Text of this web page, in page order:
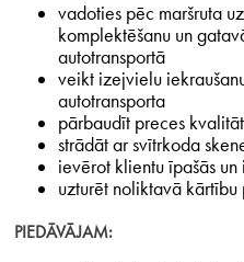
vadoties pēc maršruta
komplektēšanu un
autotransportā
veikt izejvielu
autotransporta
pārbaudīt preces
strādāt ar svītrkoda
ievērot klientu īpašās
uzturēt noliktavā
PIEDĀVĀJAM: